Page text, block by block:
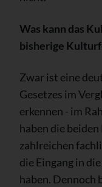
Was kann das
bisherige
Zwar ist eine
Gesetzes im
erkennen - im
haben die
zahlreichen
die Eingang in
haben. Dennoch